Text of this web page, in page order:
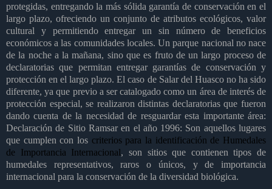
protegidas, entregando la más sólida garantía de conservación en el
largo plazo, ofreciendo un conjunto de atributos ecológicos, valor
cultural y permitiendo entregar un sin número de beneficios
económicos a las comunidades locales. Un parque nacional no nace
de la noche a la mañana, sino que es fruto de un largo proceso de
declaratorias que permitan entregar garantías de conservación y
protección en el largo plazo. El caso de Salar del Huasco no ha sido
diferente, ya que previo a ser catalogado como un área de interés de
protección especial, se realizaron distintas declaratorias que fueron
dando cuenta de la necesidad de resguardar esta importante área:
Declaración de Sitio Ramsar en el año 1996: Son aquellos lugares
que cumplen con los criterios para la identificación de Humedales
de Importancia Internacional, son sitios que contienen tipos de
humedales representativos, raros o únicos, y de importancia
internacional para la conservación de la diversidad biológica.